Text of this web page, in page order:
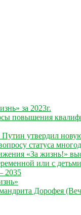
за 2023г.
повышения
утвердил
статуса
«За жизнь!»
или с
2035
Дорофея